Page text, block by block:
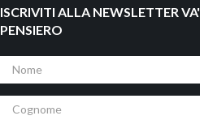
ISCRIVITI ALLA NEWSLETTER VA'
PENSIERO
Nome
Cognome